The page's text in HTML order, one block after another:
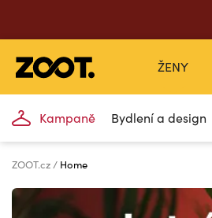
ŽENY
Kampaně Bydlení a design
ZOOT.cz Home